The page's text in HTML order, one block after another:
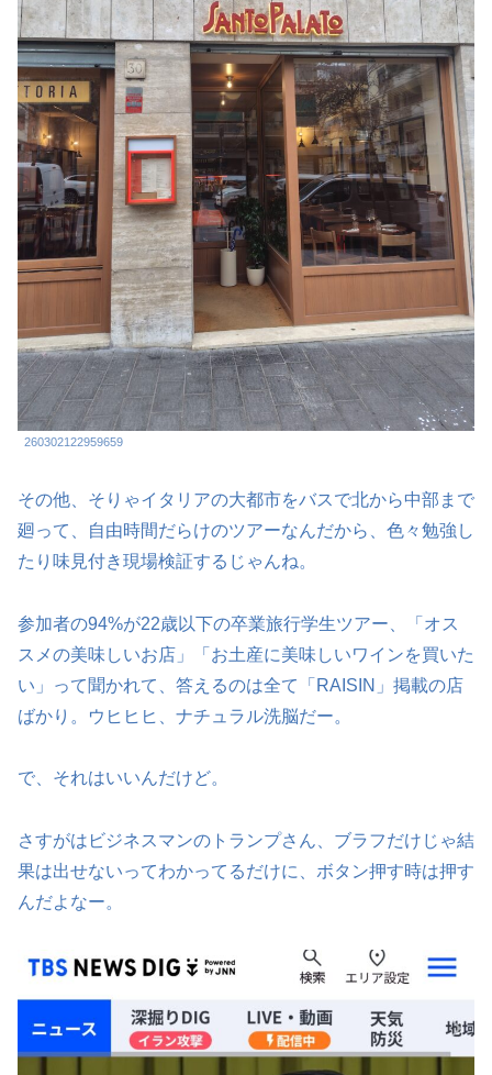
260302122959659
その他、そりゃイタリアの大都市をバスで北から中部まで
廻って、自由時間だらけのツアーなんだから、色々勉強し
たり味見付き現場検証するじゃんね。
参加者の94%が22歳以下の卒業旅行学生ツアー、「オス
スメの美味しいお店」「お土産に美味しいワインを買いた
い」って聞かれて、答えるのは全て「RAISIN」掲載の店
ばかり。ウヒヒヒ、ナチュラル洗脳だー。
で、それはいいんだけど。
さすがはビジネスマンのトランプさん、ブラフだけじゃ結
果は出せないってわかってるだけに、ボタン押す時は押す
んだよなー。